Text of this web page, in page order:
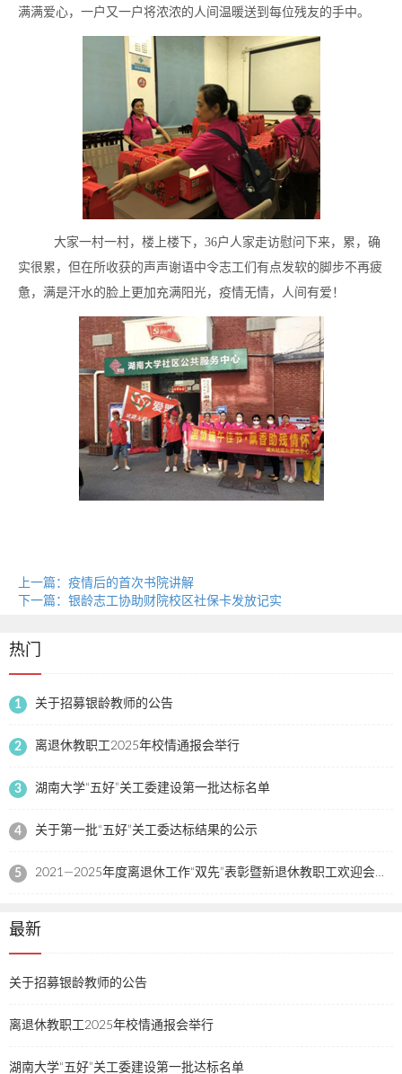
养生保健
爱晚亭杂志
办事指南
表格下载
满满爱心，一户又一户将浓浓的人间温暖送到每位残友的手中。
大家一村一村，楼上楼下， 36户人家走访慰问下来，累，确
实很累，但在所收获的声声谢语中令志工们有点发软的脚步不再疲
惫，满是汗水的脸上更加充满阳光，疫情无情，人间有爱！
上一篇：疫情后的首次书院讲解
下一篇：银龄志工协助财院校区社保卡发放记实
热门
1 关于招募银龄教师的公告
2 离退休教职工2025年校情通报会举行
3 湖南大学“五好”关工委建设第一批达标名单
4 关于第一批“五好”关工委达标结果的公示
5 2021—2025年度离退休工作“双先”表彰暨新退休教职工欢迎会举行
最新
关于招募银龄教师的公告
离退休教职工2025年校情通报会举行
湖南大学“五好”关工委建设第一批达标名单